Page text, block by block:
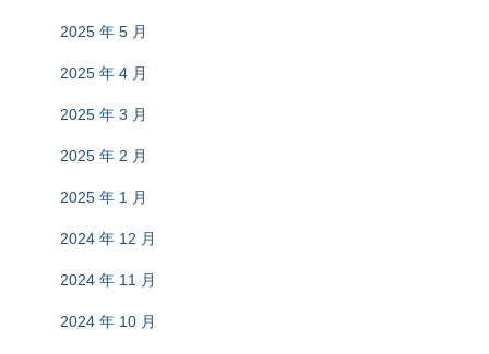
2025 年 5 月
2025 年 4 月
2025 年 3 月
2025 年 2 月
2025 年 1 月
2024 年 12 月
2024 年 11 月
2024 年 10 月